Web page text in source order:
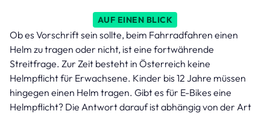
AUF EINEN BLICK
Ob es Vorschrift sein sollte, beim Fahrradfahren einen
Helm zu tragen oder nicht, ist eine fortwährende
Streitfrage. Zur Zeit besteht in Österreich keine
Helmpflicht für Erwachsene. Kinder bis 12 Jahre müssen
hingegen einen Helm tragen. Gibt es für E-Bikes eine
Helmpflicht? Die Antwort darauf ist abhängig von der Art